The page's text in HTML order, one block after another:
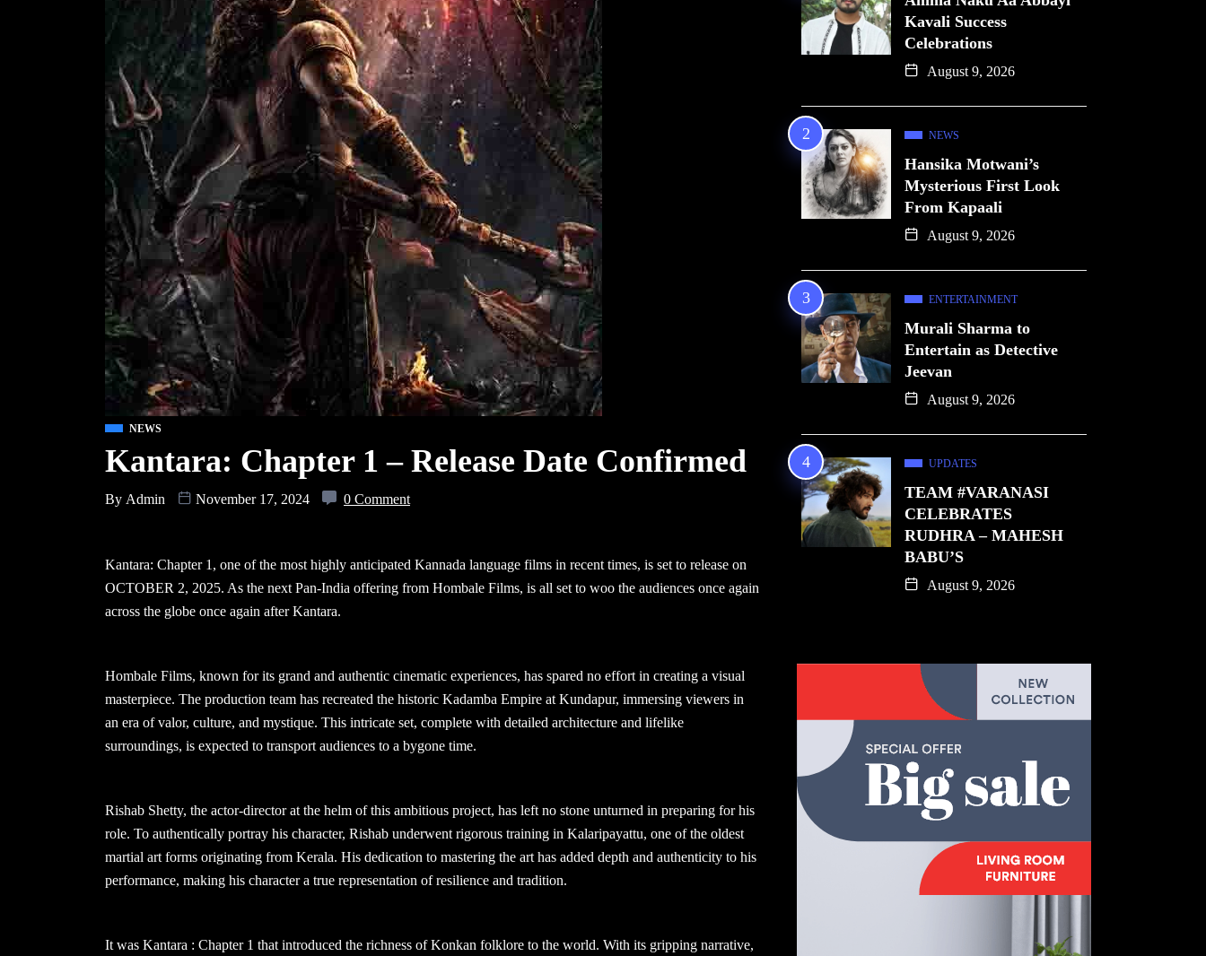
NEWS
Kantara: Chapter 1 – Release Date Confirmed
By Admin November 17, 2024 0 Comment
Kantara: Chapter 1, one of the most highly anticipated Kannada language films in recent times, is set to release on
OCTOBER 2, 2025. As the next Pan-India offering from Hombale Films, is all set to woo the audiences once again
across the globe once again after Kantara.
Hombale Films, known for its grand and authentic cinematic experiences, has spared no effort in creating a visual
masterpiece. The production team has recreated the historic Kadamba Empire at Kundapur, immersing viewers in
an era of valor, culture, and mystique. This intricate set, complete with detailed architecture and lifelike
surroundings, is expected to transport audiences to a bygone time.
Rishab Shetty, the actor-director at the helm of this ambitious project, has left no stone unturned in preparing for his
role. To authentically portray his character, Rishab underwent rigorous training in Kalaripayattu, one of the oldest
martial art forms originating from Kerala. His dedication to mastering the art has added depth and authenticity to his
performance, making his character a true representation of resilience and tradition.
It was Kantara : Chapter 1 that introduced the richness of Konkan folklore to the world. With its gripping narrative,
Kavali Success
Celebrations
August 9, 2026
NEWS
Hansika Motwani’s
Mysterious First Look
From Kapaali
August 9, 2026
ENTERTAINMENT
Murali Sharma to
Entertain as Detective
Jeevan
August 9, 2026
UPDATES
TEAM #VARANASI
CELEBRATES
RUDHRA – MAHESH
BABU’S
August 9, 2026